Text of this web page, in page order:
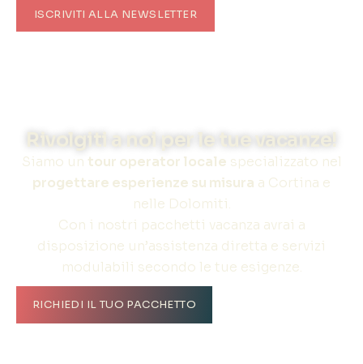
ISCRIVITI ALLA NEWSLETTER
Rivolgiti a noi per le tue vacanze!
Siamo un tour operator locale specializzato nel
progettare esperienze su misura a Cortina e
nelle Dolomiti.
Con i nostri pacchetti vacanza avrai a
disposizione un’assistenza diretta e servizi
modulabili secondo le tue esigenze.
RICHIEDI IL TUO PACCHETTO